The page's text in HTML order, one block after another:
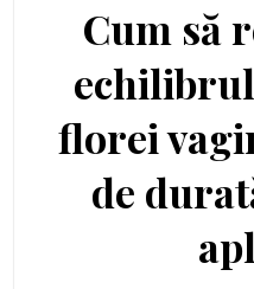
Cum să
florei
de